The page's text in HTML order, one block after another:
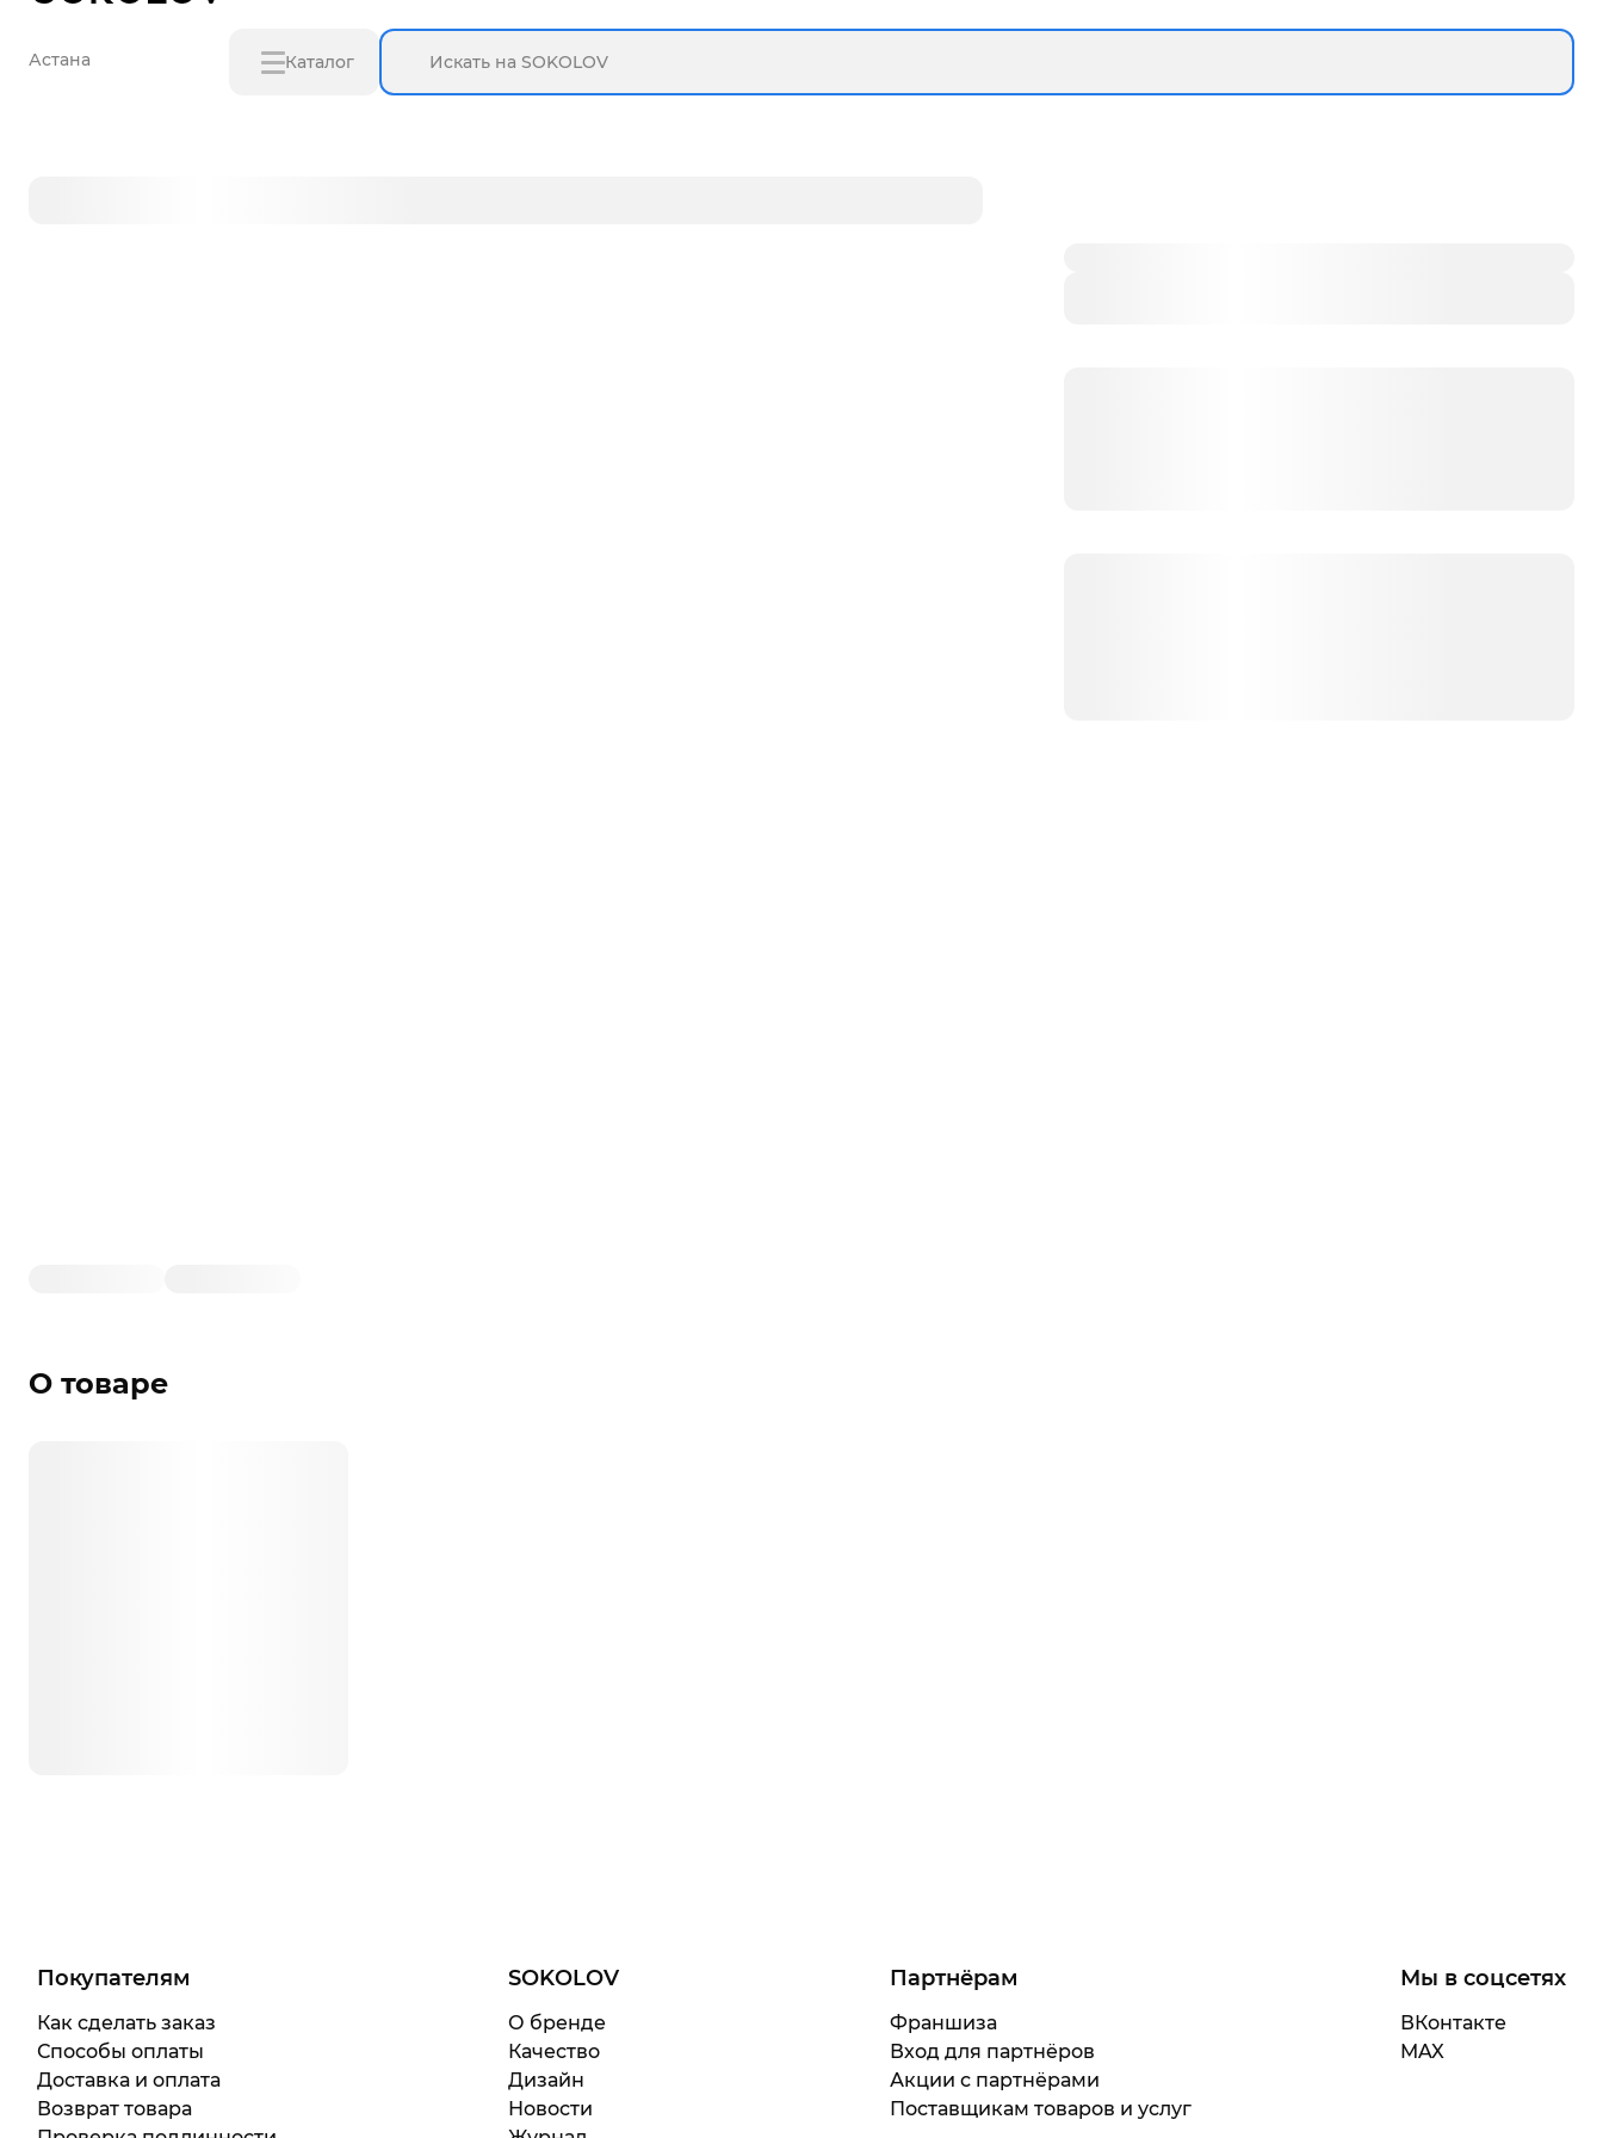
Астана Каталог
О товаре
Покупателям
Как сделать заказ
Способы оплаты
Доставка и оплата
Возврат товара
SOKOLOV
О бренде
Качество
Дизайн
Новости
Партнёрам
Франшиза
Вход для партнёров
Акции с партнёрами
Поставщикам товаров и услуг
Мы в соцсетях
ВКонтакте
MAX